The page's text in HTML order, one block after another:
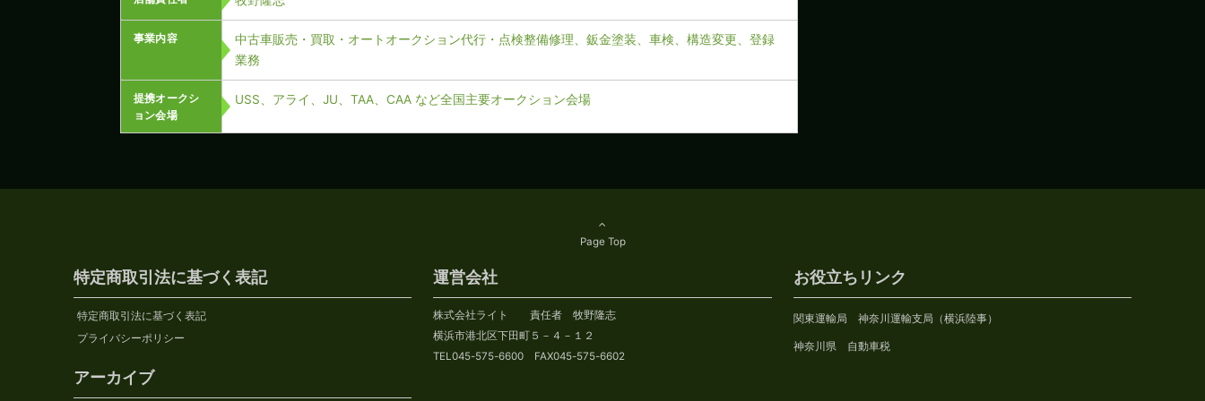
事業内容
中古車販売・買取・オートオークション代行・点検整備修理、鈑金塗装、車検、構造変更、登録
業務
提携オークシ
ョン会場
USS、アライ、JU、TAA、CAA など全国主要オークション会場
Page Top
特定商取引法に基づく表記
特定商取引法に基づく表記
プライバシーポリシー
アーカイブ
運営会社
株式会社ライト 責任者 牧野隆志
横浜市港北区下田町５－４－１２
TEL045-575-6600 FAX045-575-6602
お役立ちリンク
関東運輸局 神奈川運輸支局（横浜陸事）
神奈川県 自動車税